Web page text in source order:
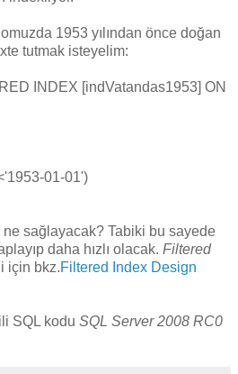
1953 yılından önce doğan
tutmak isteyelim:
INDEX [indVatandas1953] ON
01-01')
sağlayacak? Tabiki bu sayede
daha hızlı olacak. Filtered
için bkz.Filtered Index Design
SQL kodu SQL Server 2008 RC0